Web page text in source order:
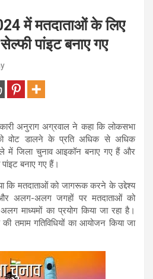
में मतदाताओं के लिए
पांइट बनाए गए
अनुराग अग्रवाल ने कहा कि लोकसभा
वोट डालने के प्रति अधिक से अधिक
में जिला चुनाव आइकॉन बनाए गए हैं और
बनाए गए हैं।
कि मतदाताओं को जागरूक करने के उद्देश्य
अलग-अलग जगहों पर मतदाताओं को
माध्यमों का प्रयोग किया जा रहा है।
तमाम गतिविधियों का आयोजन किया जा